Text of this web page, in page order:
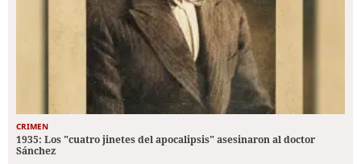
CRIMEN
1935: Los "cuatro jinetes del apocalipsis" asesinaron al doctor
Sánchez